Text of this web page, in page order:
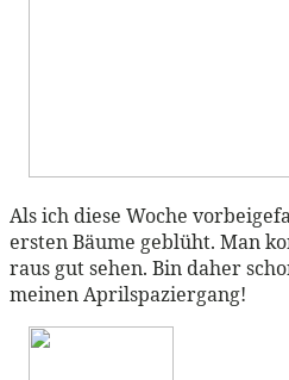
Als ich diese Woche
ersten Bäume geblüht. Man
raus gut sehen. Bin daher
meinen Aprilspaziergang!